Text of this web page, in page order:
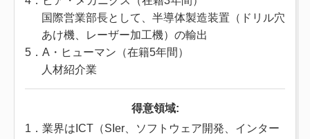
国際営業部長として、半導体製造装置（ドリル穴
あけ機、レーザー加工機）の輸出
5．A・ヒューマン（在籍5年間）
人材紹介業
得意領域:
1．業界はICT（SIer、ソフトウェア開発、インター